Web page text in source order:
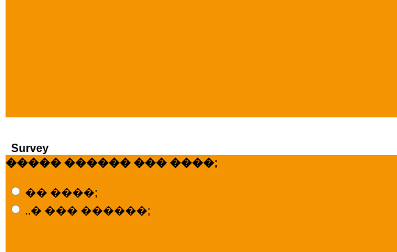
Survey
����� ������ ��� ����;
�� ����;
..� ��� ������;